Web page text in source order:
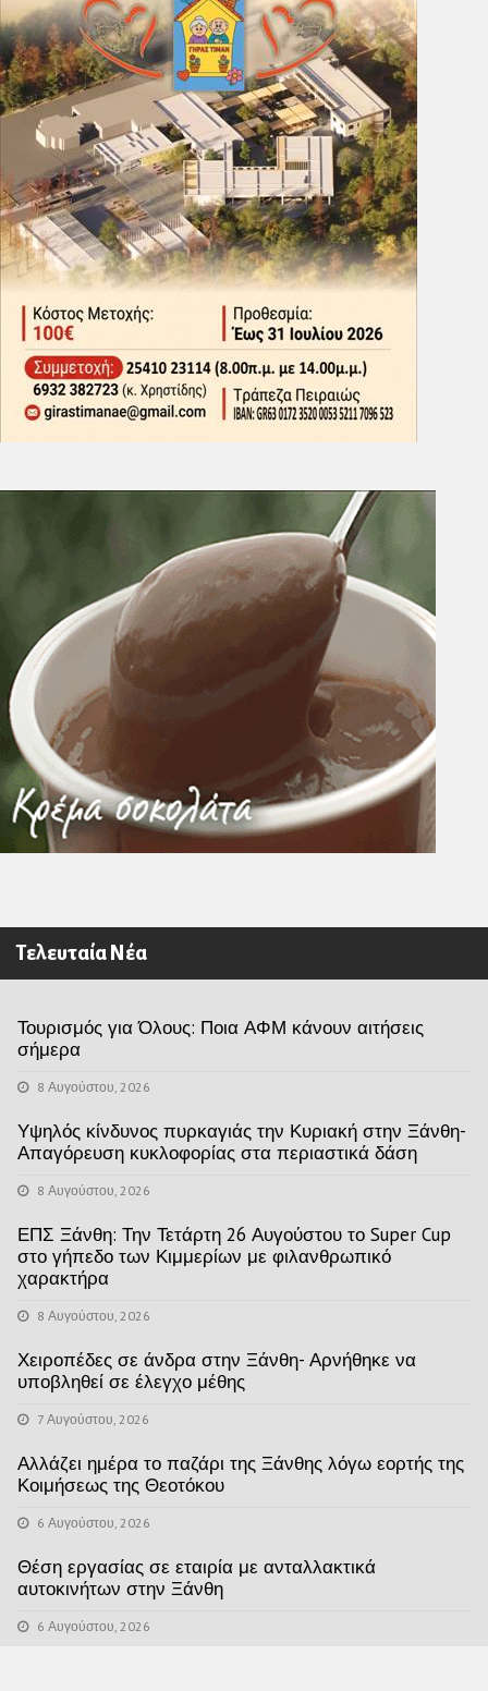
Τελευταία Νέα
Τουρισμός για Όλους: Ποια ΑΦΜ κάνουν αιτήσεις
σήμερα
8 Αυγούστου, 2026
Υψηλός κίνδυνος πυρκαγιάς την Κυριακή στην Ξάνθη-
Απαγόρευση κυκλοφορίας στα περιαστικά δάση
8 Αυγούστου, 2026
ΕΠΣ Ξάνθη: Την Τετάρτη 26 Αυγούστου το Super Cup
στο γήπεδο των Κιμμερίων με φιλανθρωπικό
χαρακτήρα
8 Αυγούστου, 2026
Χειροπέδες σε άνδρα στην Ξάνθη- Αρνήθηκε να
υποβληθεί σε έλεγχο μέθης
7 Αυγούστου, 2026
Αλλάζει ημέρα το παζάρι της Ξάνθης λόγω εορτής της
Κοιμήσεως της Θεοτόκου
6 Αυγούστου, 2026
Θέση εργασίας σε εταιρία με ανταλλακτικά
αυτοκινήτων στην Ξάνθη
6 Αυγούστου, 2026